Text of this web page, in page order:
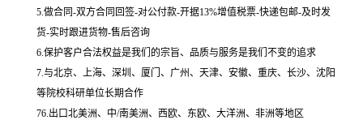
5.做合同-双方合同回签-对公付款-开据13%增值税票-快递包邮-及时发
货-实时跟进货物-售后咨询
6.保护客户合法权益是我们的宗旨、品质与服务是我们不变的追求
7.与北京、上海、深圳、厦门、广州、天津、安徽、重庆、长沙、沈阳
等院校科研单位长期合作
76.出口北美洲、中/南美洲、西欧、东欧、大洋洲、非洲等地区